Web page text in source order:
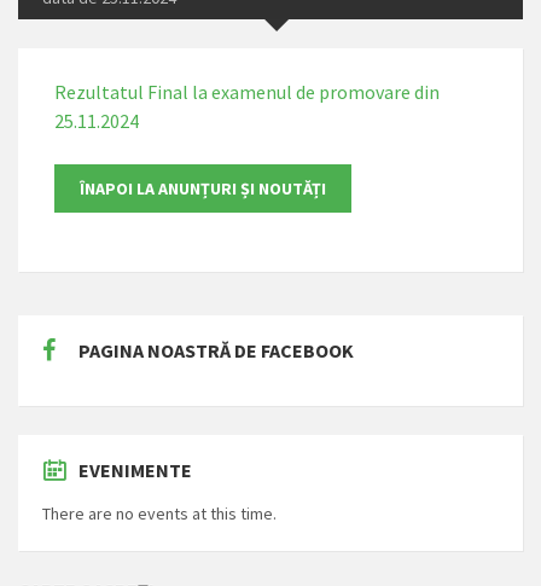
Rezultatul Final la examenul de promovare din
25.11.2024
PAGINA NOASTRĂ DE FACEBOOK
EVENIMENTE
There are no events at this time.